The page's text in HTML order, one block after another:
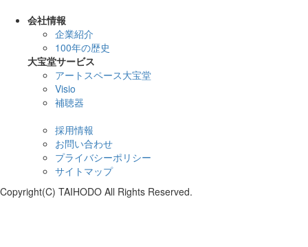
会社情報
企業紹介
100年の歴史
大宝堂サービス
アートスペース大宝堂
Visio
補聴器
採用情報
お問い合わせ
プライバシーポリシー
サイトマップ
Copyright(C) TAIHODO All Rights Reserved.